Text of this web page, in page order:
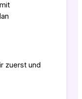
zuerst und